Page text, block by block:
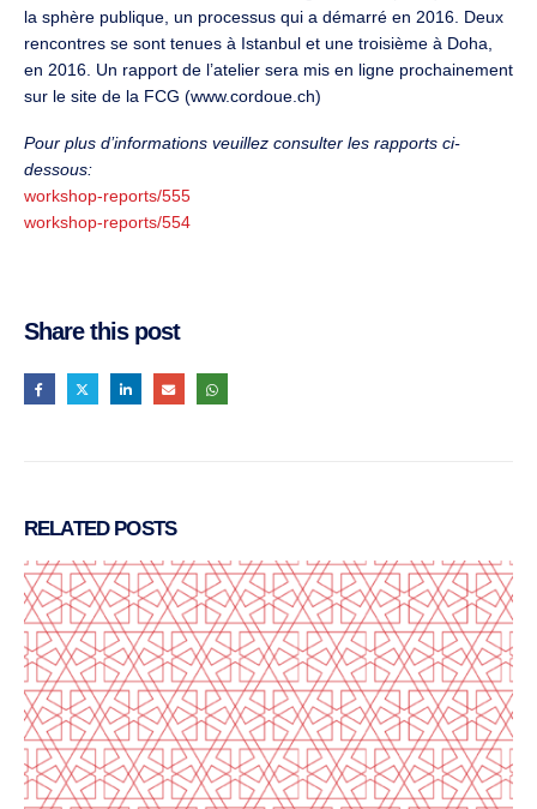
la sphère publique, un processus qui a démarré en 2016. Deux
rencontres se sont tenues à Istanbul et une troisième à Doha,
en 2016. Un rapport de l’atelier sera mis en ligne prochainement
sur le site de la FCG (www.cordoue.ch)
Pour plus d’informations veuillez consulter les rapports ci-
dessous:
workshop-reports/555
workshop-reports/554
Share this post
RELATED POSTS